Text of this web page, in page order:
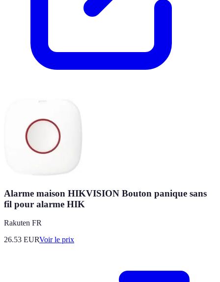
Alarme maison HIKVISION Bouton panique sans
fil pour alarme HIK
Rakuten FR
26.53 EURVoir le prix